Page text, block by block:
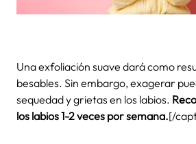
Una exfoliación suave dará como
besables. Sin embargo, exagerar
sequedad y grietas en los labios.
los labios 1-2 veces por semana.[/